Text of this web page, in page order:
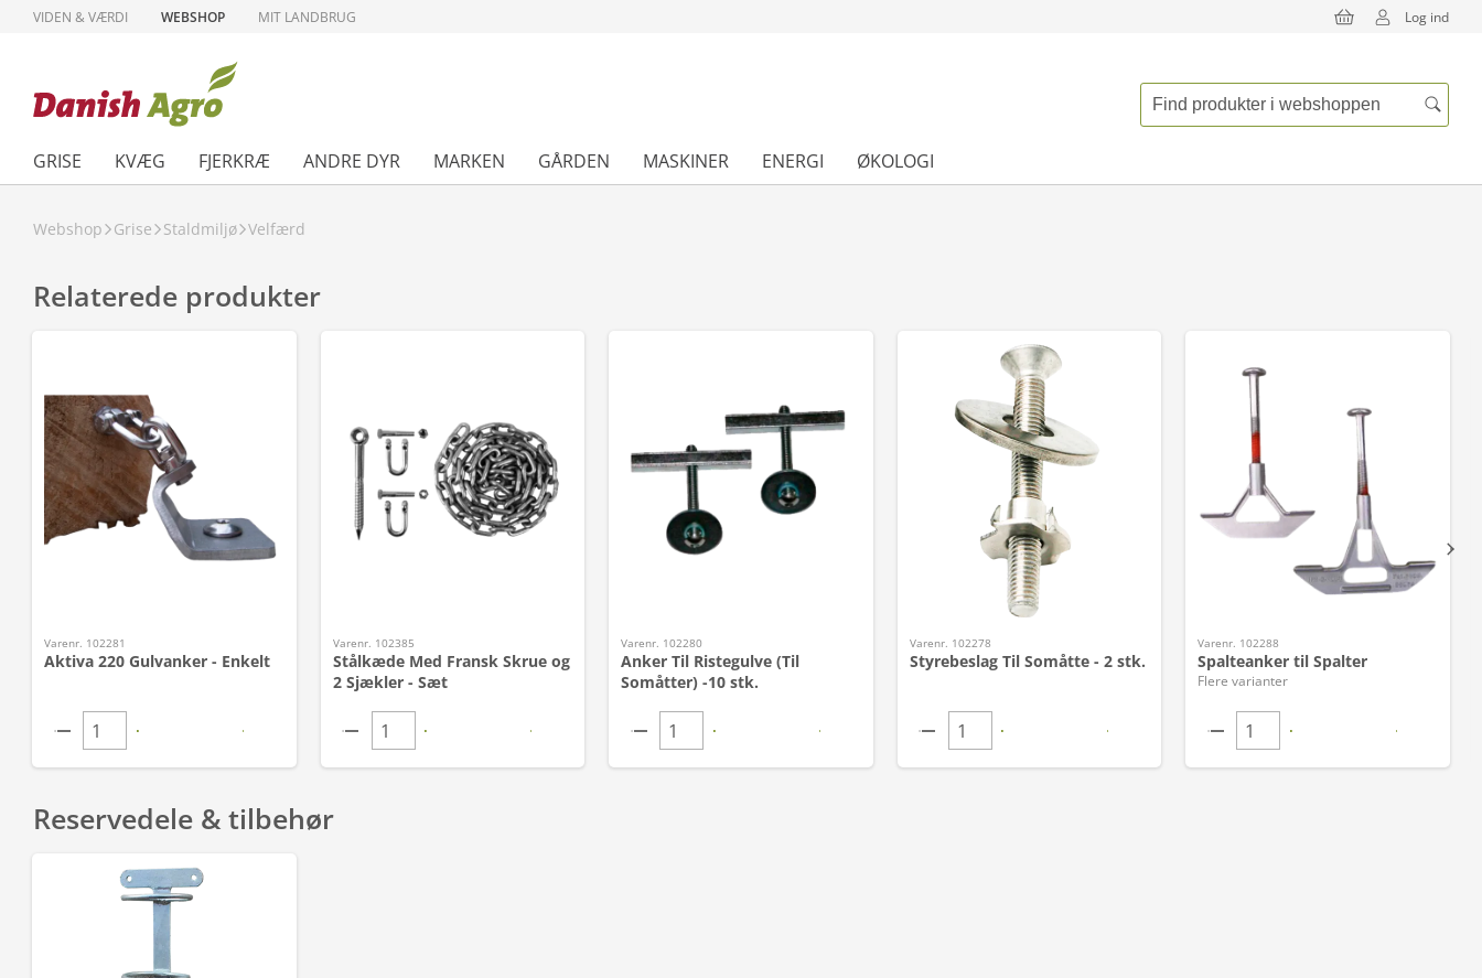
VIDEN & VÆRDI WEBSHOP MIT LANDBRUG Log ind
GRISE KVÆG FJERKRÆ ANDRE DYR MARKEN GÅRDEN MASKINER ENERGI ØKOLOGI
Webshop Grise Staldmiljø Velfærd
Relaterede produkter
Varenr. 102281
Aktiva 220 Gulvanker - Enkelt
Varenr. 102385
Stålkæde Med Fransk Skrue og
2 Sjækler - Sæt
Varenr. 102280
Anker Til Ristegulve (Til
Somåtter) -10 stk.
Varenr. 102278
Styrebeslag Til Somåtte - 2 stk.
Varenr. 102288
Spalteanker til Spalter
Flere varianter
Reservedele & tilbehør